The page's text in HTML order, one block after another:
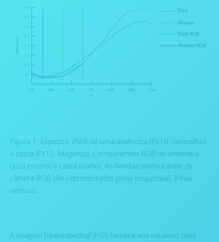
Figura 1: Espectro VNIR de uma amêndoa (FX10; Vermelho)
e casca (FX10; Magenta). Componentes RGB de amêndoa
(azul escuro) e casca (ciano). As bandas mensuráveis ​​da
câmera RGB são representadas pelas respectivas linhas
verticais.
A imagem hiperespectral (HSI) fornece aos usuários uma